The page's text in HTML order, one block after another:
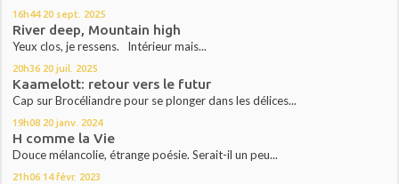
16h44 20 sept. 2025
River deep, Mountain high
Yeux clos, je ressens. Intérieur mais...
20h36 20 juil. 2025
Kaamelott: retour vers le futur
Cap sur Brocéliandre pour se plonger dans les délices...
19h08 20 janv. 2024
H comme la Vie
Douce mélancolie, étrange poésie. Serait-il un peu...
21h06 14 févr. 2023